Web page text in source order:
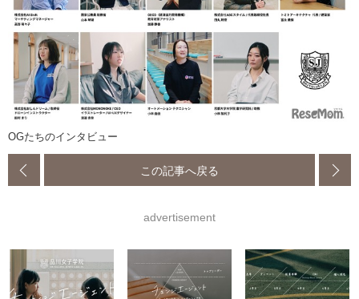
OGたちのインタビュー
この記事へ戻る
advertisement